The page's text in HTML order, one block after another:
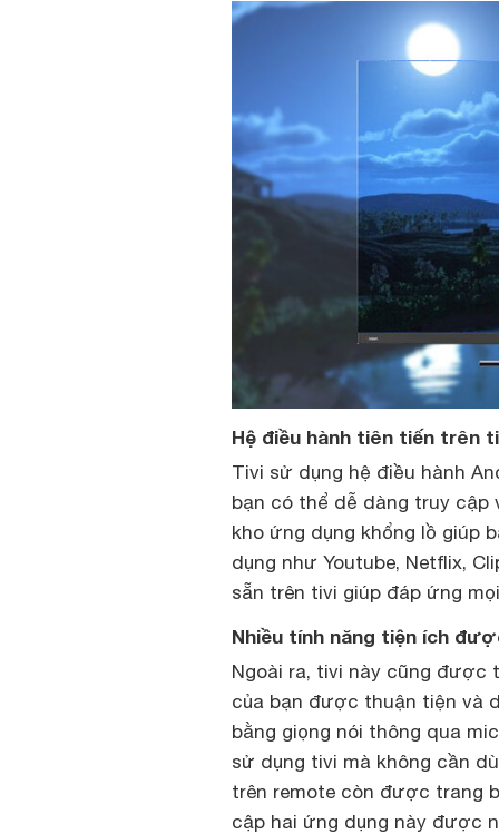
Hệ điều hành tiên tiến trên
Tivi sử dụng hệ điều hành
bạn có thể dễ dàng truy cập
kho ứng dụng khổng lồ giúp
dụng như Youtube, Netflix,
sẵn trên tivi giúp đáp ứng
Nhiều tính năng tiện ích
Ngoài ra, tivi này cũng được
của bạn được thuận tiện và
bằng giọng nói thông qua
sử dụng tivi mà không cần
trên remote còn được trang
cập hai ứng dụng này được